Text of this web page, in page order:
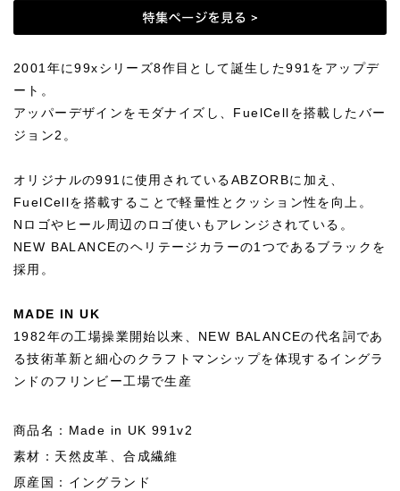
2001年に99xシリーズ8作目として誕生した991をアップデ
ート。
アッパーデザインをモダナイズし、FuelCellを搭載したバー
ジョン2。
オリジナルの991に使用されているABZORBに加え、
FuelCellを搭載することで軽量性とクッション性を向上。
Nロゴやヒール周辺のロゴ使いもアレンジされている。
NEW BALANCEのヘリテージカラーの1つであるブラックを
採用。
MADE IN UK
1982年の工場操業開始以来、NEW BALANCEの代名詞であ
る技術革新と細心のクラフトマンシップを体現するイングラ
ンドのフリンビー工場で生産
商品名：Made in UK 991v2
素材：天然皮革、合成繊維
原産国：イングランド